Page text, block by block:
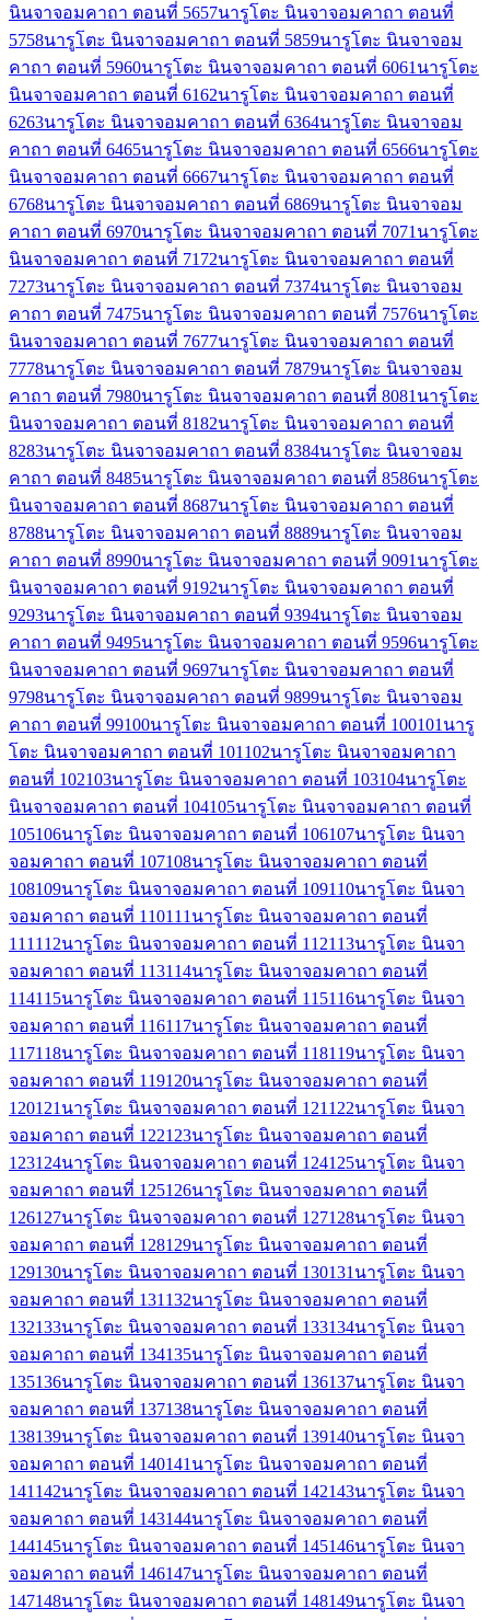
นินจาจอมคาถา ตอนที่ 5657นารูโตะ นินจาจอมคาถา ตอนที่
5758นารูโตะ นินจาจอมคาถา ตอนที่ 5859นารูโตะ นินจาจอม
คาถา ตอนที่ 5960นารูโตะ นินจาจอมคาถา ตอนที่ 6061 นารูโตะ
นินจาจอมคาถา ตอนที่ 6162นารูโตะ นินจาจอมคาถา ตอนที่
6263นารูโตะ นินจาจอมคาถา ตอนที่ 6364นารูโตะ นินจาจอม
คาถา ตอนที่ 6465นารูโตะ นินจาจอมคาถา ตอนที่ 6566นารูโตะ
นินจาจอมคาถา ตอนที่ 6667นารูโตะ นินจาจอมคาถา ตอนที่
6768นารูโตะ นินจาจอมคาถา ตอนที่ 6869นารูโตะ นินจาจอม
คาถา ตอนที่ 6970นารูโตะ นินจาจอมคาถา ตอนที่ 7071 นารูโตะ
นินจาจอมคาถา ตอนที่ 71 72นารูโตะ นินจาจอมคาถา ตอนที่
7273นารูโตะ นินจาจอมคาถา ตอนที่ 7374นารูโตะ นินจาจอม
คาถา ตอนที่ 7475นารูโตะ นินจาจอมคาถา ตอนที่ 7576นารูโตะ
นินจาจอมคาถา ตอนที่ 7677นารูโตะ นินจาจอมคาถา ตอนที่
7778นารูโตะ นินจาจอมคาถา ตอนที่ 7879นารูโตะ นินจาจอม
คาถา ตอนที่ 7980นารูโตะ นินจาจอมคาถา ตอนที่ 8081 นารูโตะ
นินจาจอมคาถา ตอนที่ 8182นารูโตะ นินจาจอมคาถา ตอนที่
8283นารูโตะ นินจาจอมคาถา ตอนที่ 8384นารูโตะ นินจาจอม
คาถา ตอนที่ 8485นารูโตะ นินจาจอมคาถา ตอนที่ 8586นารูโตะ
นินจาจอมคาถา ตอนที่ 8687นารูโตะ นินจาจอมคาถา ตอนที่
8788นารูโตะ นินจาจอมคาถา ตอนที่ 8889นารูโตะ นินจาจอม
คาถา ตอนที่ 8990นารูโตะ นินจาจอมคาถา ตอนที่ 9091 นารูโตะ
นินจาจอมคาถา ตอนที่ 9192นารูโตะ นินจาจอมคาถา ตอนที่
9293นารูโตะ นินจาจอมคาถา ตอนที่ 9394นารูโตะ นินจาจอม
คาถา ตอนที่ 9495นารูโตะ นินจาจอมคาถา ตอนที่ 9596นารูโตะ
นินจาจอมคาถา ตอนที่ 9697นารูโตะ นินจาจอมคาถา ตอนที่
9798นารูโตะ นินจาจอมคาถา ตอนที่ 9899นารูโตะ นินจาจอม
คาถา ตอนที่ 99100นารูโตะ นินจาจอมคาถา ตอนที่ 100101 นารู
โตะ นินจาจอมคาถา ตอนที่ 101 102นารูโตะ นินจาจอมคาถา
ตอนที่ 102103นารูโตะ นินจาจอมคาถา ตอนที่ 103104นารูโตะ
นินจาจอมคาถา ตอนที่ 104105นารูโตะ นินจาจอมคาถา ตอนที่
105106นารูโตะ นินจาจอมคาถา ตอนที่ 106107นารูโตะ นินจา
จอมคาถา ตอนที่ 107108นารูโตะ นินจาจอมคาถา ตอนที่
108109นารูโตะ นินจาจอมคาถา ตอนที่ 109110นารูโตะ นินจา
จอมคาถา ตอนที่ 110111 นารูโตะ นินจาจอมคาถา ตอนที่
111 112นารูโตะ นินจาจอมคาถา ตอนที่ 112113นารูโตะ นินจา
จอมคาถา ตอนที่ 113114นารูโตะ นินจาจอมคาถา ตอนที่
114115นารูโตะ นินจาจอมคาถา ตอนที่ 115116นารูโตะ นินจา
จอมคาถา ตอนที่ 116117นารูโตะ นินจาจอมคาถา ตอนที่
117118นารูโตะ นินจาจอมคาถา ตอนที่ 118119นารูโตะ นินจา
จอมคาถา ตอนที่ 119120นารูโตะ นินจาจอมคาถา ตอนที่
120121 นารูโตะ นินจาจอมคาถา ตอนที่ 121 122นารูโตะ นินจา
จอมคาถา ตอนที่ 122123นารูโตะ นินจาจอมคาถา ตอนที่
123124นารูโตะ นินจาจอมคาถา ตอนที่ 124125นารูโตะ นินจา
จอมคาถา ตอนที่ 125126นารูโตะ นินจาจอมคาถา ตอนที่
126127นารูโตะ นินจาจอมคาถา ตอนที่ 127128นารูโตะ นินจา
จอมคาถา ตอนที่ 128129นารูโตะ นินจาจอมคาถา ตอนที่
129130นารูโตะ นินจาจอมคาถา ตอนที่ 130131 นารูโตะ นินจา
จอมคาถา ตอนที่ 131 132นารูโตะ นินจาจอมคาถา ตอนที่
132133นารูโตะ นินจาจอมคาถา ตอนที่ 133134นารูโตะ นินจา
จอมคาถา ตอนที่ 134135นารูโตะ นินจาจอมคาถา ตอนที่
135136นารูโตะ นินจาจอมคาถา ตอนที่ 136137นารูโตะ นินจา
จอมคาถา ตอนที่ 137138นารูโตะ นินจาจอมคาถา ตอนที่
138139นารูโตะ นินจาจอมคาถา ตอนที่ 139140นารูโตะ นินจา
จอมคาถา ตอนที่ 140141 นารูโตะ นินจาจอมคาถา ตอนที่
141 142นารูโตะ นินจาจอมคาถา ตอนที่ 142143นารูโตะ นินจา
จอมคาถา ตอนที่ 143144นารูโตะ นินจาจอมคาถา ตอนที่
144145นารูโตะ นินจาจอมคาถา ตอนที่ 145146นารูโตะ นินจา
จอมคาถา ตอนที่ 146147นารูโตะ นินจาจอมคาถา ตอนที่
147148นารูโตะ นินจาจอมคาถา ตอนที่ 148149นารูโตะ นินจา